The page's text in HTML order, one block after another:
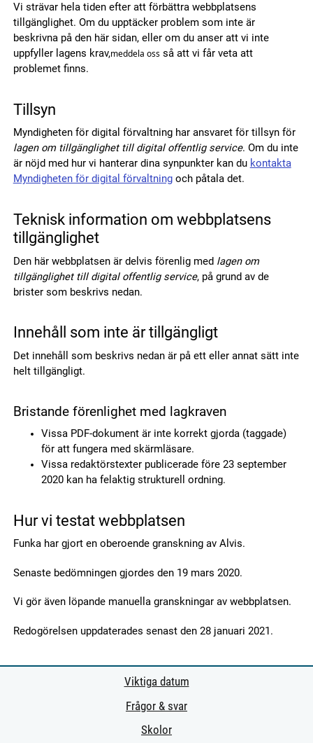
Vi strävar hela tiden efter att förbättra webbplatsens
tillgänglighet. Om du upptäcker problem som inte är
beskrivna på den här sidan, eller om du anser att vi inte
uppfyller lagens krav,meddela ossså att vi får veta att
problemet finns.
Tillsyn
Myndigheten för digital förvaltning har ansvaret för tillsyn för
lagen om tillgänglighet till digital offentlig service. Om du inte
är nöjd med hur vi hanterar dina synpunkter kan du kontakta
Myndigheten för digital förvaltningoch påtala det.
Teknisk information om webbplatsens
tillgänglighet
Den här webbplatsen är delvis förenlig med lagen om
tillgänglighet till digital offentlig service, på grund av de
brister som beskrivs nedan.
Innehåll som inte är tillgängligt
Det innehåll som beskrivs nedan är på ett eller annat sätt inte
helt tillgängligt.
Bristande förenlighet med lagkraven
Vissa PDF-dokument är inte korrekt gjorda (taggade)
för att fungera med skärmläsare.
Vissa redaktörstexter publicerade före 23 september
2020 kan ha felaktig strukturell ordning.
Hur vi testat webbplatsen
Funka har gjort en oberoende granskning av Alvis.
Senaste bedömningen gjordes den 19 mars 2020.
Vi gör även löpande manuella granskningar av webbplatsen.
Redogörelsen uppdaterades senast den 28 januari 2021.
Viktiga datum
Frågor & svar
Skolor